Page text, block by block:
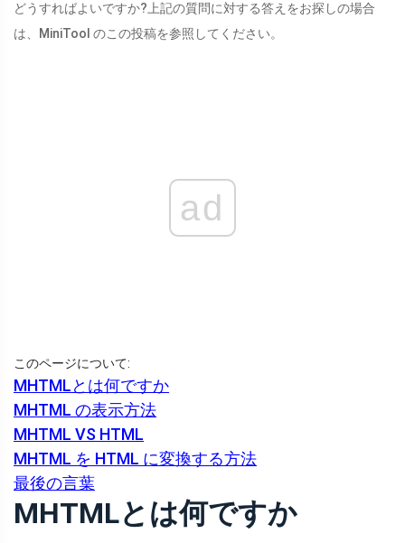
どうすればよいですか?上記の質問に対する答えをお探しの場合
は、MiniTool のこの投稿を参照してください。
ad
このページについて:
MHTMLとは何ですか
MHTML の表示方法
MHTML VS HTML
MHTML を HTML に変換する方法
最後の言葉
MHTMLとは何ですか